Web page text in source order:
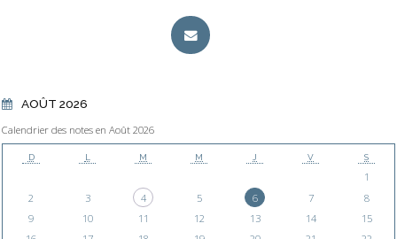
AOÛT 2026
Calendrier des notes en Août 2026
D L M M J V S
1
2
3 4 5 6 7
8
9
10 11 12 13 14
15